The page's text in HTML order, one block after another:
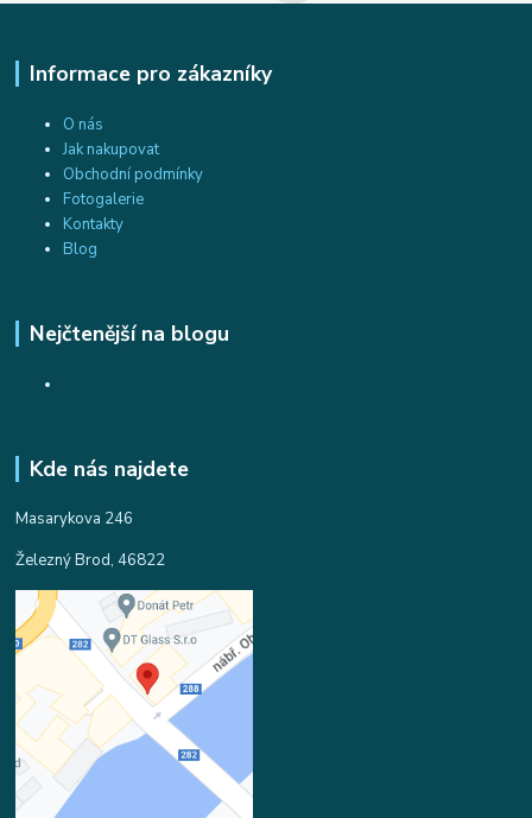
Informace pro zákazníky
O nás
Jak nakupovat
Obchodní podmínky
Fotogalerie
Kontakty
Blog
Nejčtenější na blogu
Kde nás najdete
Masarykova 246
Železný Brod, 46822